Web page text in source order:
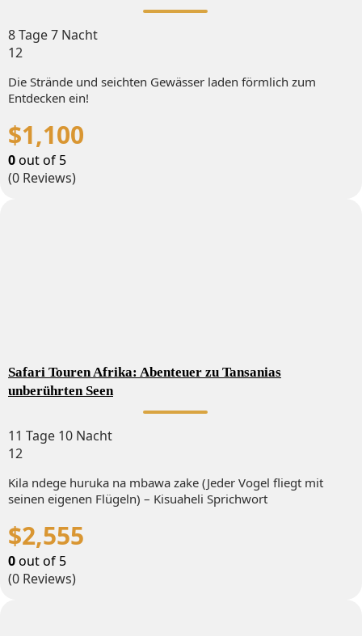
8 Tage 7 Nacht
12
Die Strände und seichten Gewässer laden förmlich zum
Entdecken ein!
$1,100
0out of 5
(0 Reviews)
Safari Touren Afrika: Abenteuer zu Tansanias
unberührten Seen
11 Tage 10 Nacht
12
Kila ndege huruka na mbawa zake (Jeder Vogel fliegt mit
seinen eigenen Flügeln) – Kisuaheli Sprichwort
$2,555
0out of 5
(0 Reviews)